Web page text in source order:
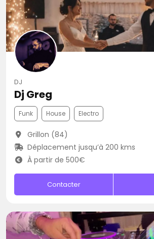
DJ
Dj Greg
Funk House Electro
Grillon (84)
Déplacement jusqu’à 200 kms
À partir de 500€
Contacter